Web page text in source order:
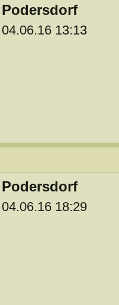
Podersdorf
04.06.16 13:13
Podersdorf
04.06.16 18:29